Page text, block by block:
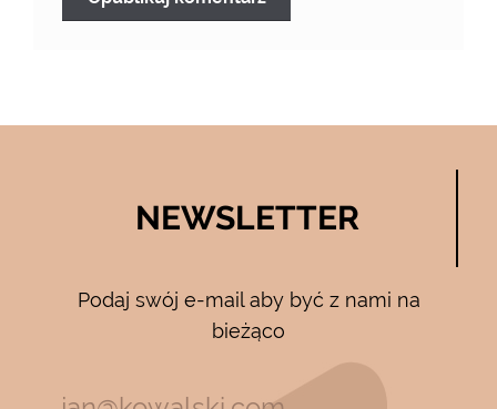
NEWSLETTER
Podaj swój e-mail aby być z nami na
bieżąco